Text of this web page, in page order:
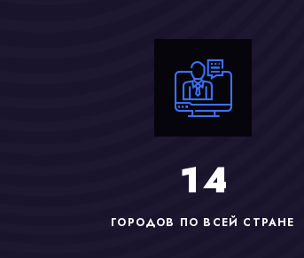
14
ГОРОДОВ ПО ВСЕЙ СТРАНЕ